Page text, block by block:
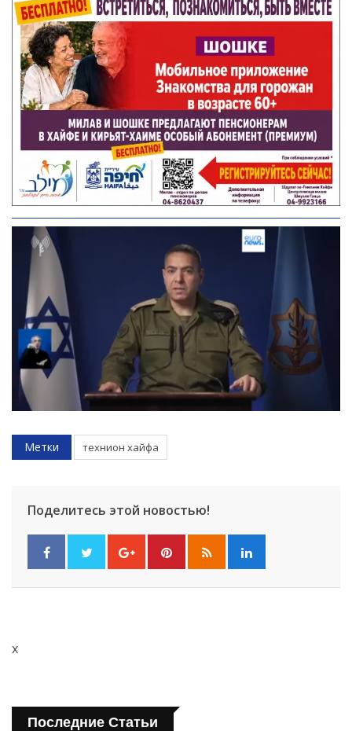
Метки технион хайфа
Поделитесь этой новостью!
x
Последние Статьи